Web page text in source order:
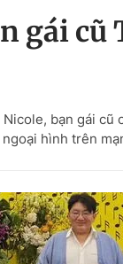
gái cũ
Nicole, bạn gái cũ
ngoại hình trên